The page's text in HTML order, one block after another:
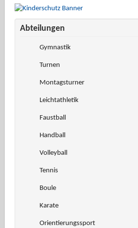
Abteilungen
Gymnastik
Turnen
Montagsturner
Leichtathletik
Faustball
Handball
Volleyball
Tennis
Boule
Karate
Orientierungssport